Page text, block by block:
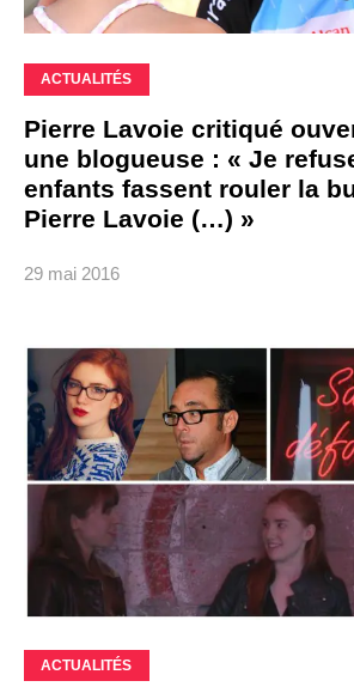
ACTUALITÉS
Pierre Lavoie critiqué
une blogueuse : « Je
enfants fassent rouler la
Pierre Lavoie (…) »
29 mai 2016
ACTUALITÉS